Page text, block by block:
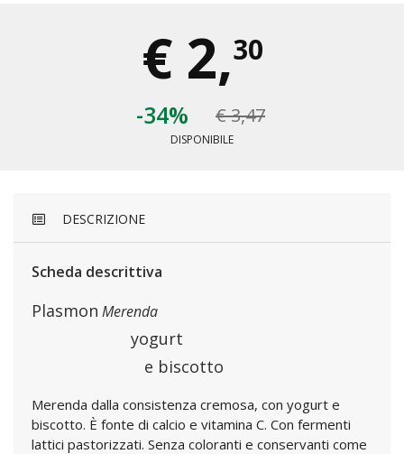
€ 2,30
-34% € 3,47
DISPONIBILE
DESCRIZIONE
Scheda descrittiva
Plasmon Merenda
yogurt
e biscotto
Merenda dalla consistenza cremosa, con yogurt e
biscotto. È fonte di calcio e vitamina C. Con fermenti
lattici pastorizzati. Senza coloranti e conservanti come